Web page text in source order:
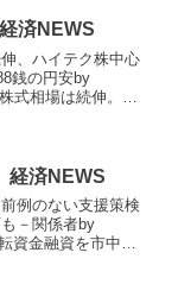
済NEWS
、ハイテク株中心
銭の円安by
式相場は続伸。テ
済NEWS
例のない支援策検
－関係者by
資金融資を市中銀